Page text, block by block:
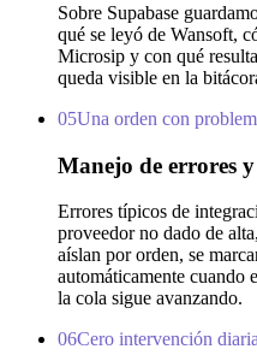
Sobre Supabase
qué se leyó de Wansoft,
Microsip y con qué
queda visible en la
05Una orden con
Manejo de errores
Errores típicos de
proveedor no dado de
aíslan por orden, se
automáticamente cuando
la cola sigue avanzando.
06Cero intervención diaria